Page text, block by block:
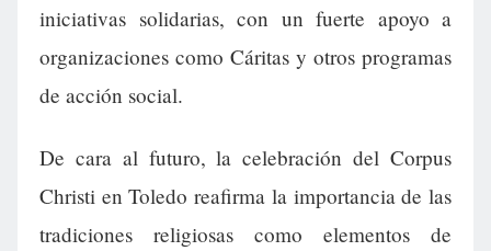
iniciativas solidarias, con un fuerte apoyo a
organizaciones como Cáritas y otros programas
de acción social.
De cara al futuro, la celebración del Corpus
Christi en Toledo reafirma la importancia de las
tradiciones religiosas como elementos de